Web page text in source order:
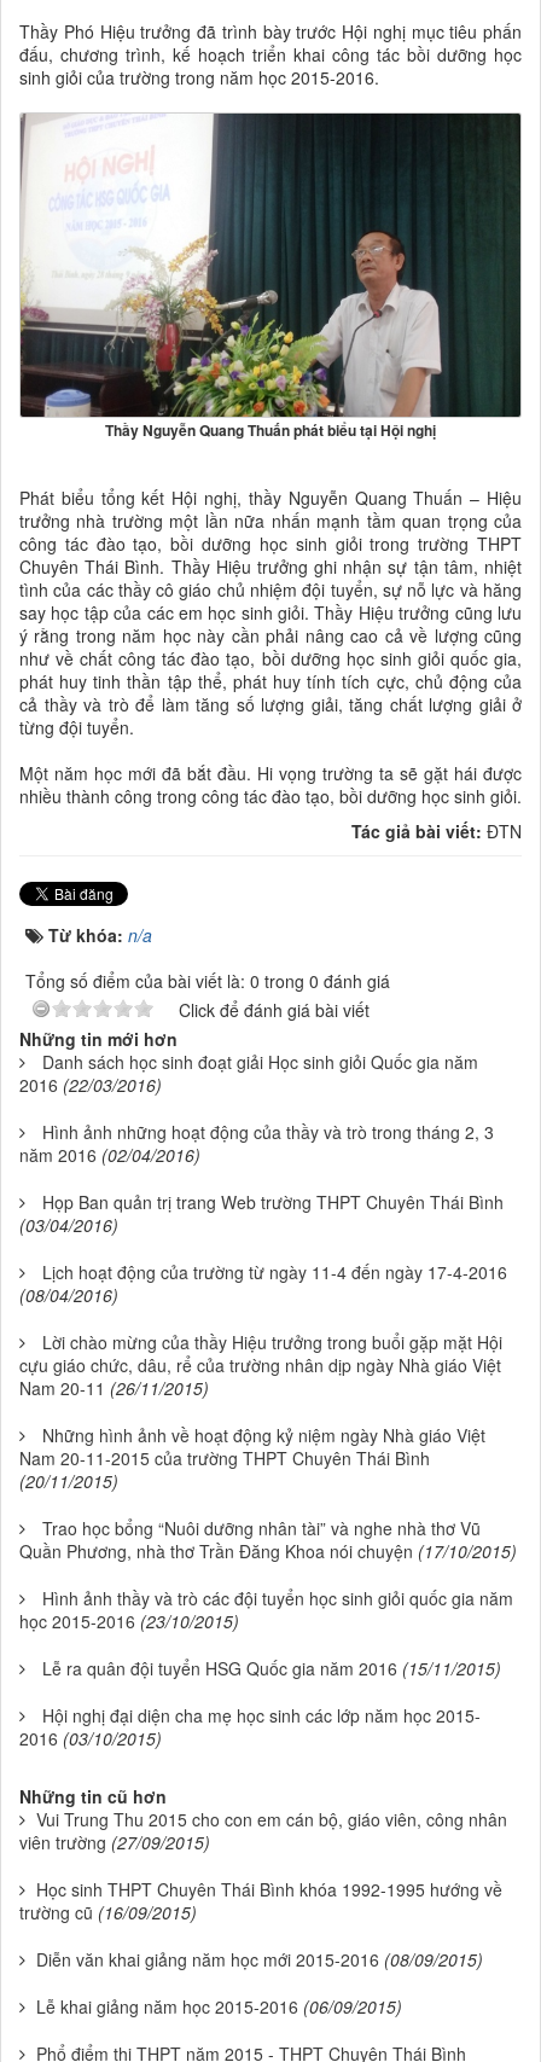
Thầy Phó Hiệu trưởng đã trình bày trước Hội nghị mục tiêu phấn
đấu, chương trình, kế hoạch triển khai công tác bồi dưỡng học
sinh giỏi của trường trong năm học 2015-2016.
Thầy Nguyễn Quang Thuấn phát biểu tại Hội nghị
Phát biểu tổng kết Hội nghị, thầy Nguyễn Quang Thuấn – Hiệu
trưởng nhà trường một lần nữa nhấn mạnh tầm quan trọng của
công tác đào tạo, bồi dưỡng học sinh giỏi trong trường THPT
Chuyên Thái Bình. Thầy Hiệu trưởng ghi nhận sự tận tâm, nhiệt
tình của các thầy cô giáo chủ nhiệm đội tuyển, sự nỗ lực và hăng
say học tập của các em học sinh giỏi. Thầy Hiệu trưởng cũng lưu
ý rằng trong năm học này cần phải nâng cao cả về lượng cũng
như về chất công tác đào tạo, bồi dưỡng học sinh giỏi quốc gia,
phát huy tinh thần tập thể, phát huy tính tích cực, chủ động của
cả thầy và trò để làm tăng số lượng giải, tăng chất lượng giải ở
từng đội tuyển.
Một năm học mới đã bắt đầu. Hi vọng trường ta sẽ gặt hái được
nhiều thành công trong công tác đào tạo, bồi dưỡng học sinh giỏi.
Tác giả bài viết: ĐTN
Từ khóa: n/a
Tổng số điểm của bài viết là: 0 trong 0 đánh giá
Click để đánh giá bài viết
Những tin mới hơn
Danh sách học sinh đoạt giải Học sinh giỏi Quốc gia năm
2016 (22/03/2016)
Hình ảnh những hoạt động của thầy và trò trong tháng 2, 3
năm 2016 (02/04/2016)
Họp Ban quản trị trang Web trường THPT Chuyên Thái Bình
(03/04/2016)
Lịch hoạt động của trường từ ngày 11-4 đến ngày 17-4-2016
(08/04/2016)
Lời chào mừng của thầy Hiệu trưởng trong buổi gặp mặt Hội
cựu giáo chức, dâu, rể của trường nhân dịp ngày Nhà giáo Việt
Nam 20-11 (26/11/2015)
Những hình ảnh về hoạt động kỷ niệm ngày Nhà giáo Việt
Nam 20-11-2015 của trường THPT Chuyên Thái Bình
(20/11/2015)
Trao học bổng “Nuôi dưỡng nhân tài” và nghe nhà thơ Vũ
Quần Phương, nhà thơ Trần Đăng Khoa nói chuyện (17/10/2015)
Hình ảnh thầy và trò các đội tuyển học sinh giỏi quốc gia năm
học 2015-2016 (23/10/2015)
Lễ ra quân đội tuyển HSG Quốc gia năm 2016 (15/11/2015)
Hội nghị đại diện cha mẹ học sinh các lớp năm học 2015-
2016 (03/10/2015)
Những tin cũ hơn
Vui Trung Thu 2015 cho con em cán bộ, giáo viên, công nhân
viên trường (27/09/2015)
Học sinh THPT Chuyên Thái Bình khóa 1992-1995 hướng về
trường cũ (16/09/2015)
Diễn văn khai giảng năm học mới 2015-2016 (08/09/2015)
Lễ khai giảng năm học 2015-2016 (06/09/2015)
Phổ điểm thi THPT năm 2015 - THPT Chuyên Thái Bình